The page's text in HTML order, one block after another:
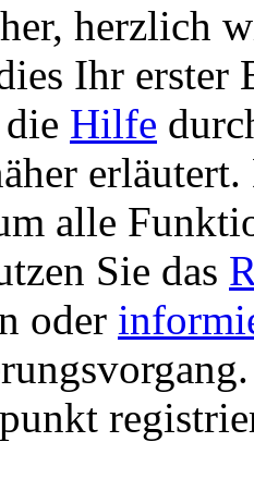
herzlich
Ihr erster
Hilfe
alle
Sie das
oder